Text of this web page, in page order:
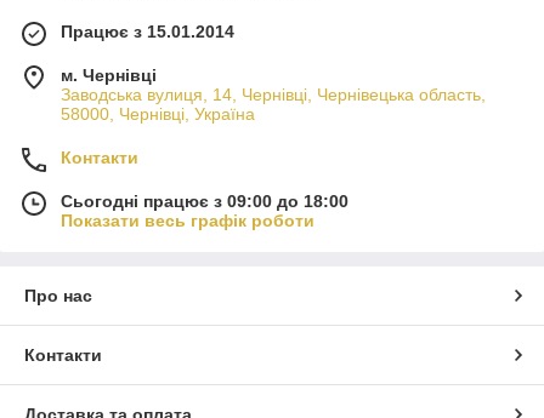
Працює з 15.01.2014
м. Чернівці
Заводська вулиця, 14, Чернівці, Чернівецька область,
58000, Чернівці, Україна
Контакти
Сьогодні працює з 09:00 до 18:00
Показати весь графік роботи
Про нас
Контакти